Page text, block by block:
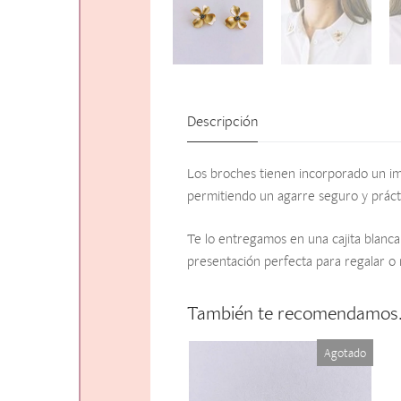
Descripción
Los broches tienen incorporado un
permitiendo un agarre seguro y
Te lo entregamos en una cajita
presentación perfecta para regalar o
También te
Agotado